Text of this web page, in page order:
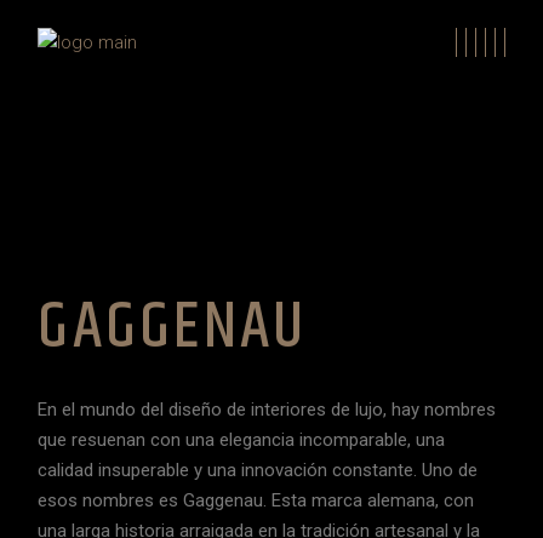
GAGGENAU
En el mundo del diseño de interiores de lujo, hay nombres
que resuenan con una elegancia incomparable, una
calidad insuperable y una innovación constante. Uno de
esos nombres es Gaggenau. Esta marca alemana, con
una larga historia arraigada en la tradición artesanal y la